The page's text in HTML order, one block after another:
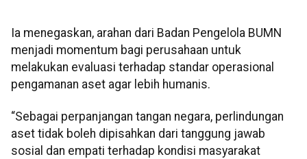
Ia menegaskan, arahan dari Badan Pengelola BUMN
menjadi momentum bagi perusahaan untuk
melakukan evaluasi terhadap standar operasional
pengamanan aset agar lebih humanis.
“Sebagai perpanjangan tangan negara, perlindungan
aset tidak boleh dipisahkan dari tanggung jawab
sosial dan empati terhadap kondisi masyarakat